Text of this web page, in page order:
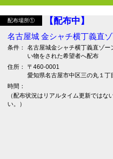
配布場所① 【配布中】
名古屋城 金シャチ横丁義直
条件：
名古屋城金シャチ横丁義直ゾ
い物をされた希望者へ配布
住所：
〒460-0001
愛知県名古屋市中区三の丸１丁
時間：
（配布状況はリアルタイム更新では
い。）